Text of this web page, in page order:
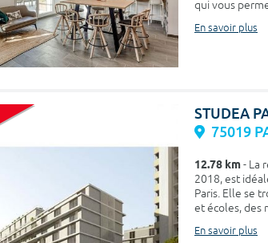
qui vous
En savoir plus
STUDEA
75019
12.78 km- La
2018, est
Paris. Elle se
et écoles, des
En savoir plus